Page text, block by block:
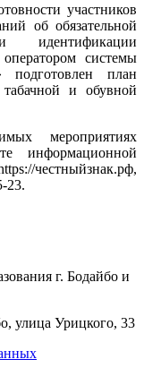
участников
об обязательной
идентификации
системы
план
и обувной
мероприятиях
информационной
честныйзнак.рф,
23.
г. Бодайбо и
улица Урицкого, 33